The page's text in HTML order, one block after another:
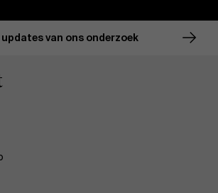
van ons onderzoek